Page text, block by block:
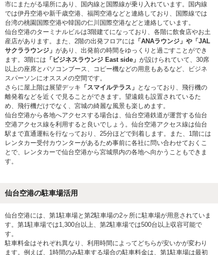
市にまたがる場所にあり、国内線と国際線が乗り入れています。国内線
では伊丹空港や新千歳空港、福岡空港などと連絡しており、国際線では
台湾の桃園国際空港や韓国の仁川国際空港などと連絡しています。
仙台空港のターミナルビルは3階建てになっており、各階に飲食店やお土
産店があります。また、2階の出発フロアには 「ANAラウンジ」や「JAL
サクララウンジ」 があり、出発前の時間をゆっくりと過ごすことができ
ます。3階には 「ビジネスラウンジ East side」 が設けられていて、30席
以上の座席とパソコンブース、コピー機などの用意もあるなど、ビジネ
スパーソンにオススメの空間です。
さらに屋上階は展望デッキ 「スマイルテラス」 となっており、飛行機の
離発着などを近くで見ることができます。望遠鏡も設置されているた
め、飛行機だけでなく、宮城の綺麗な風景も楽しめます。
仙台空港から各地へアクセスする場合は、仙台空港鉄道が運営する仙台
空港アクセス線を利用すると良いでしょう。仙台空港アクセス線は仙台
駅まで直通運転を行なっており、25分ほどで到着します。また、1階には
レンタカー受付カウンターがあるため事前に各社に問い合わせておくこ
とで、レンタカーで仙台空港から宮城県内の各地へ向かうこともできま
す。
仙台空港の駐車場活用
仙台空港には、第1駐車場と第2駐車場の2ヶ所に駐車場が用意されていま
す。第1駐車場では1,300台以上、第2駐車場では500台以上収容可能で
す。
駐車料金はそれぞれ異なり、利用時間によってどちらが安いかが変わり
ます。例えば、1時間のみ駐車する場合の駐車料金は、第1駐車場は最初